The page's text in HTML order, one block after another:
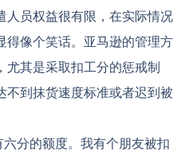
人员权益很有限，在实际情况
得像个笑话。亚马逊的管理方
尤其是采取扣工分的惩戒制
不到抹货速度标准或者迟到被
分的额度。我有个朋友被扣